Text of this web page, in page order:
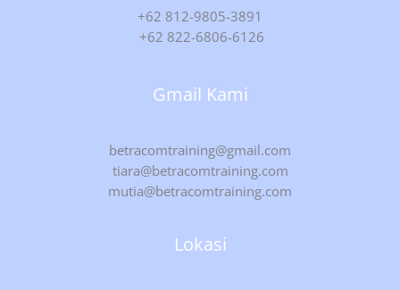
+62 812-9805-3891
+62 822-6806-6126
Gmail Kami
betracomtraining@gmail.com
tiara@betracomtraining.com
mutia@betracomtraining.com
Lokasi